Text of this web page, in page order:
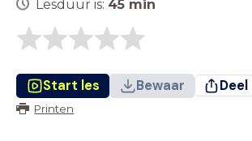
Lesduur is: 45 min
Start les Bewaar Deel
Printen